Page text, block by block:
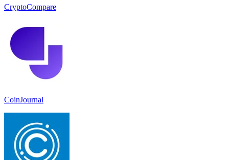
CryptoCompare
CoinJournal